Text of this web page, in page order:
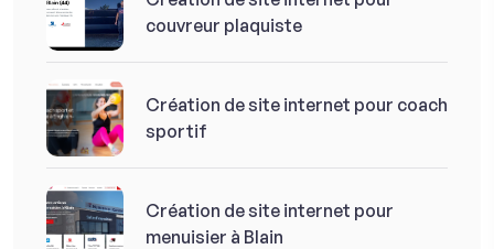
couvreur plaquiste
Création de site internet pour coach
sportif
Création de site internet pour
menuisier à Blain